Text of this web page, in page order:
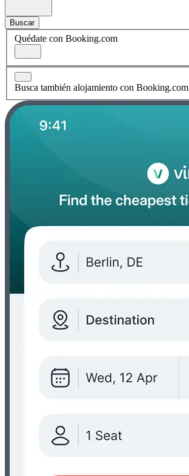
Buscar
Quédate con Booking.com
Busca también alojamiento con Booking.com